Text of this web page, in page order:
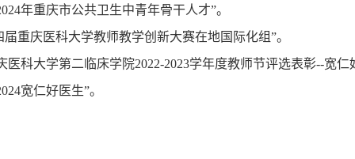
年重庆市公共卫生中青年骨干人才”。
届重庆医科大学教师教学创新大赛在地国际化组”。
医科大学第二临床学院2022-2023学年度教师节评选表彰--宽仁
宽仁好医生”。